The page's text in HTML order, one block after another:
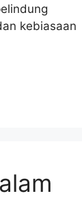
kebiasaan